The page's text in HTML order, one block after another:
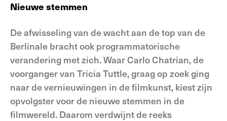
Nieuwe stemmen
De afwisseling van de wacht aan de top van de
Berlinale bracht ook programmatorische
verandering met zich. Waar Carlo Chatrian, de
voorganger van Tricia Tuttle, graag op zoek ging
naar de vernieuwingen in de filmkunst, kiest zijn
opvolgster voor de nieuwe stemmen in de
filmwereld. Daarom verdwijnt de reeks